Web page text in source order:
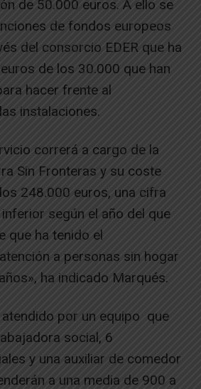
de 50.000 euros. A ello se
de fondos europeos
del consorcio EDER que ha
de los 30.000 que han
hacer frente al
instalaciones.
correrá a cargo de la
Sin Fronteras y su coste
248.000 euros, una cifra
según el año del que
que ha tenido el
a personas sin hogar
ha indicado Marqués.
por un equipo que
social, 6
y una auxiliar de comedor
a una media de 900 a